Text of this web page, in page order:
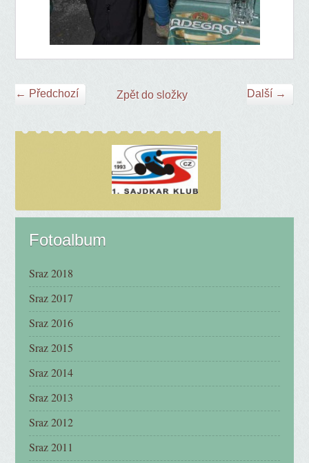
← Předchozí Další →
Zpět do složky
Fotoalbum
Sraz 2018
Sraz 2017
Sraz 2016
Sraz 2015
Sraz 2014
Sraz 2013
Sraz 2012
Sraz 2011